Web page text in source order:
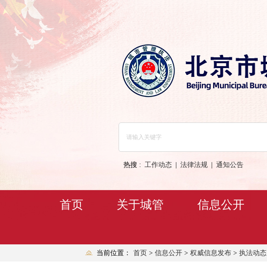
热搜 : 工作动态 法律法规 通知公告
首页 关于城管 信息公开
当前位置： 首页 > 信息公开 > 权威信息发布 > 执法动态